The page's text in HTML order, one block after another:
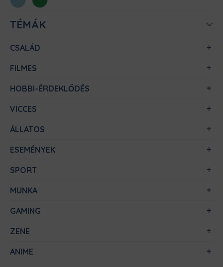
TÉMÁK
CSALÁD
FILMES
HOBBI-ÉRDEKLŐDÉS
VICCES
ÁLLATOS
ESEMÉNYEK
SPORT
MUNKA
GAMING
ZENE
ANIME